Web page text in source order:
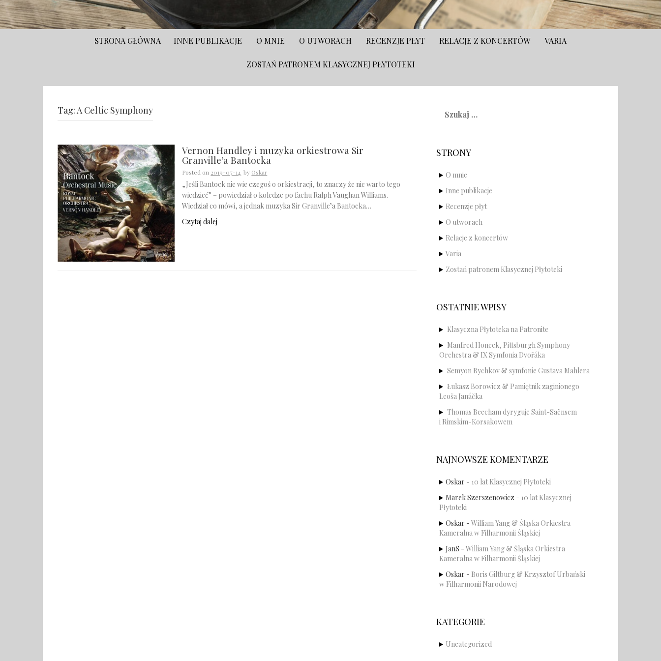
STRONA GŁÓWNA INNE PUBLIKACJE O MNIE O UTWORACH RECENZJE PŁYT RELACJE Z KONCERTÓW VARIA
ZOSTAŃ PATRONEM KLASYCZNEJ PŁYTOTEKI
Tag:A Celtic Symphony
Vernon Handley i muzyka orkiestrowa Sir
Granville’a Bantocka
Posted on 2019-07-14 by Oskar
„Jeśli Bantock nie wie czegoś o orkiestracji, to znaczy że nie warto tego
wiedzieć” – powiedział o koledze po fachu Ralph Vaughan Williams.
Wiedział co mówi, a jednak muzyka Sir Granville’a Bantocka…
Czytaj dalej
STRONY
O mnie
Inne publikacje
Recenzje płyt
O utworach
Relacje z koncertów
Varia
Zostań patronem Klasycznej Płytoteki
OSTATNIE WPISY
Klasyczna Płytoteka na Patronite
Manfred Honeck, Pittsburgh Symphony
Orchestra & IX Symfonia Dvořáka
Semyon Bychkov & symfonie Gustava Mahlera
Łukasz Borowicz & Pamiętnik zaginionego
Leoša Janáčka
Thomas Beecham dyryguje Saint-Saënsem
i Rimskim-Korsakowem
NAJNOWSZE KOMENTARZE
Oskar - 10 lat Klasycznej Płytoteki
Marek Szerszenowicz - 10 lat Klasycznej
Płytoteki
Oskar - William Yang & Śląska Orkiestra
Kameralna w Filharmonii Śląskiej
JanS - William Yang & Śląska Orkiestra
Kameralna w Filharmonii Śląskiej
Oskar - Boris Giltburg & Krzysztof Urbański
w Filharmonii Narodowej
KATEGORIE
Uncategorized